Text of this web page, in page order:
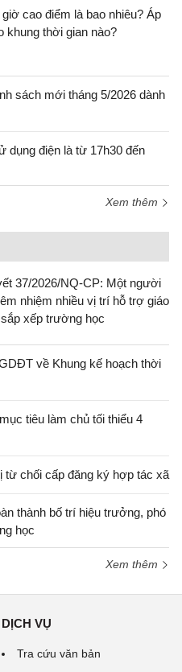
cao điểm là bao nhiêu? Áp
khung thời gian nào?
sách mới tháng 5/2026 dành
dụng điện là từ 17h30 đến
Xem thêm
37/2026/NQ-CP: Một người
nhiệm nhiều vị trí hỗ trợ giáo
xếp trường học
về Khung kế hoạch thời
tiêu làm chủ tối thiểu 4
chối cấp đăng ký hợp tác xã
thành bố trí hiệu trưởng, phó
học
Xem thêm
DỊCH VỤ
Tra cứu văn bản